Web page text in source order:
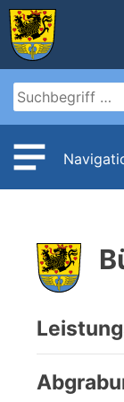
Zum
Inhalt